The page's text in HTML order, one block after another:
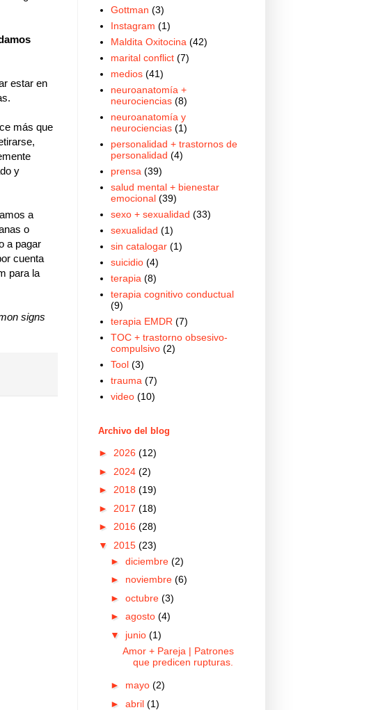
estar en
más que
y
a
o
a pagar
cuenta
para la
signs
Gottman (3)
Instagram (1)
Maldita Oxitocina (42)
marital conflict (7)
medios (41)
neuroanatomía +
neurociencias (8)
neuroanatomía y
neurociencias (1)
personalidad + trastornos de
personalidad (4)
prensa (39)
salud mental + bienestar
emocional (39)
sexo + sexualidad (33)
sexualidad (1)
sin catalogar (1)
suicidio (4)
terapia (8)
terapia cognitivo conductual
(9)
terapia EMDR (7)
TOC + trastorno obsesivo-
compulsivo (2)
Tool (3)
trauma (7)
video (10)
Archivo del blog
► 2026 (12)
► 2024 (2)
► 2018 (19)
► 2017 (18)
► 2016 (28)
▼
2015 (23)
► diciembre (2)
► noviembre (6)
► octubre (3)
► agosto (4)
▼
junio (1)
Amor + Pareja | Patrones
que predicen rupturas.
► mayo (2)
► abril (1)